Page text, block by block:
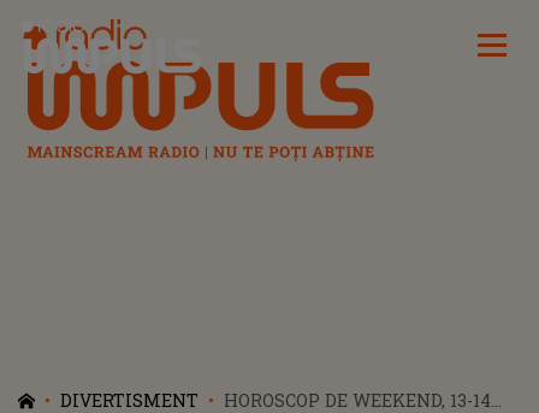
Radio Impuls
DIVERTISMENT
HOROSCOP DE WEEKEND, 13-14